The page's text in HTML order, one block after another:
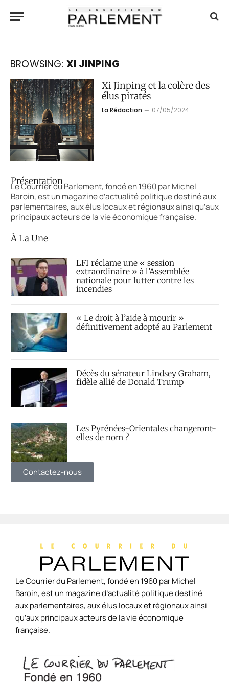
BROWSING: XI JINPING
Xi Jinping et la colère des
élus piratés
La Rédaction 07/05/2024
Présentation
Le Courrier du Parlement, fondé en 1960 par Michel
Baroin, est un magazine d’actualité politique destiné aux
parlementaires, aux élus locaux et régionaux ainsi qu’aux
principaux acteurs de la vie économique française.
À La Une
LFI réclame une « session
extraordinaire » à l’Assemblée
nationale pour lutter contre les
incendies
« Le droit à l’aide à mourir »
définitivement adopté au Parlement
Décès du sénateur Lindsey Graham,
fidèle allié de Donald Trump
Les Pyrénées-Orientales changeront-
elles de nom ?
Contactez-nous
Le Courrier du Parlement, fondé en 1960 par Michel
Baroin, est un magazine d’actualité politique destiné
aux parlementaires, aux élus locaux et régionaux ainsi
qu’aux principaux acteurs de la vie économique
française.